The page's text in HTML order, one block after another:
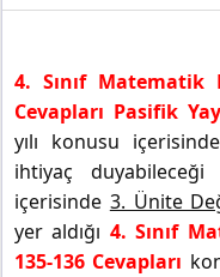
4. Sınıf Matematik
Cevapları Pasifik
yılı konusu
ihtiyaç
içerisinde 3. Ünite
yer aldığı 4. Sınıf
135-136 Cevapları